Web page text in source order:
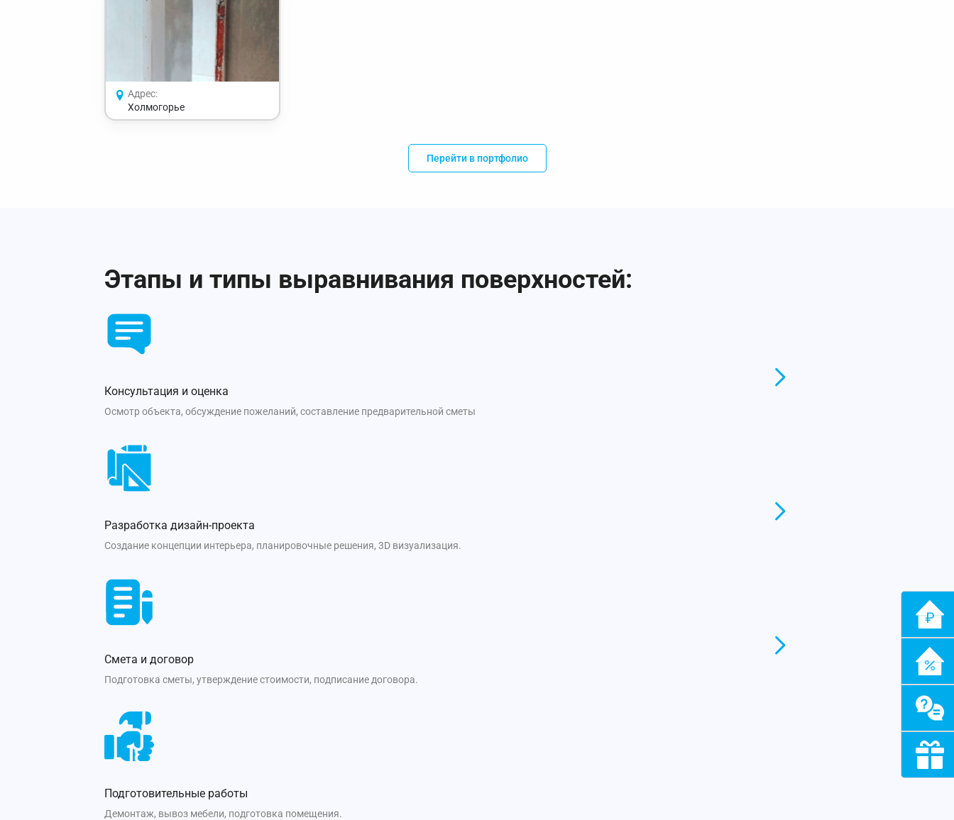
Адрес:
Холмогорье
Перейти в портфолио
Этапы и типы выравнивания поверхностей:
Консультация и оценка
Осмотр объекта, обсуждение пожеланий, составление предварительной сметы
Разработка дизайн-проекта
Создание концепции интерьера, планировочные решения, 3D визуализация.
Смета и договор
Подготовка сметы, утверждение стоимости, подписание договора.
Подготовительные работы
Демонтаж, вывоз мебели, подготовка помещения.